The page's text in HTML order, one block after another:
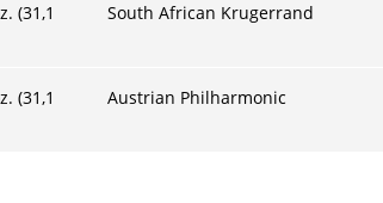
(31,1
South African Krugerrand
(31,1
Austrian Philharmonic